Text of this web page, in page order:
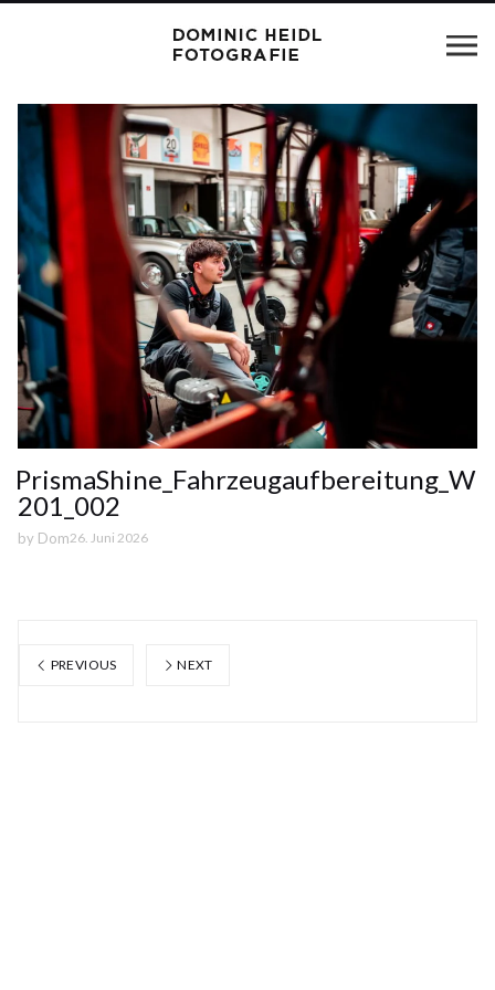
PrismaShine_Fahrzeugaufbereitung_W
201_002
by Dom26. Juni 2026
PREVIOUS NEXT